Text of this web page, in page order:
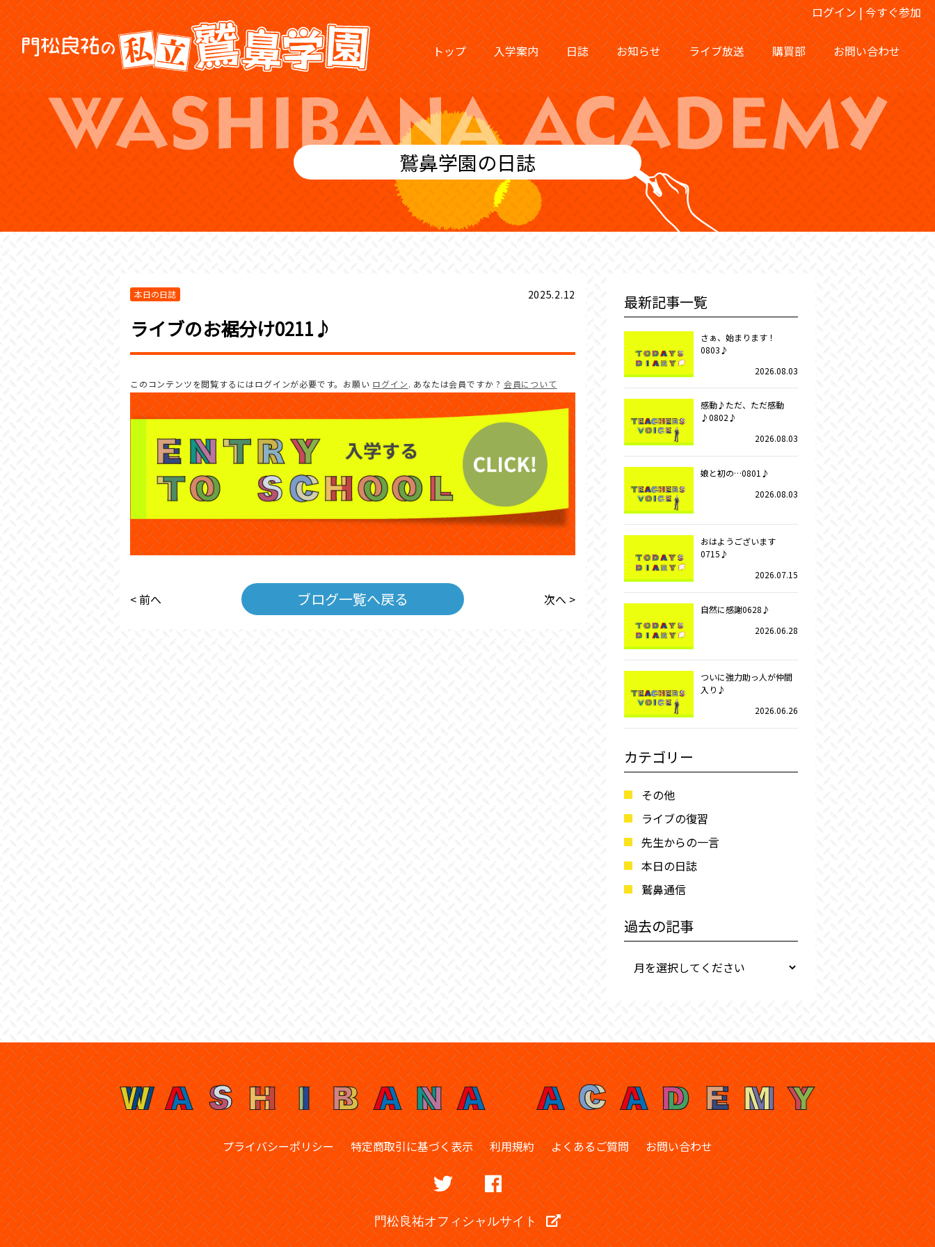
ログイン | 今すぐ参加
トップ 入学案内 日誌 お知らせ ライブ放送 購買部 お問い合わせ
鷲鼻学園の日誌
本日の日誌 2025.2.12
ライブのお裾分け0211♪
このコンテンツを閲覧するにはログインが必要です。お願い ログイン. あなたは会員ですか ? 会員について
< 前へ ブログ一覧へ戻る 次へ >
最新記事一覧
さぁ、始まります！
0803♪
2026.08.03
感動♪ただ、ただ感動
♪0802♪
2026.08.03
娘と初の…0801♪
2026.08.03
おはようございます
0715♪
2026.07.15
自然に感謝0628♪
2026.06.28
ついに強力助っ人が仲間
入り♪
2026.06.26
カテゴリー
その他
ライブの復習
先生からの一言
本日の日誌
鷲鼻通信
過去の記事
プライバシーポリシー 特定商取引に基づく表示 利用規約 よくあるご質問 お問い合わせ
門松良祐オフィシャルサイト